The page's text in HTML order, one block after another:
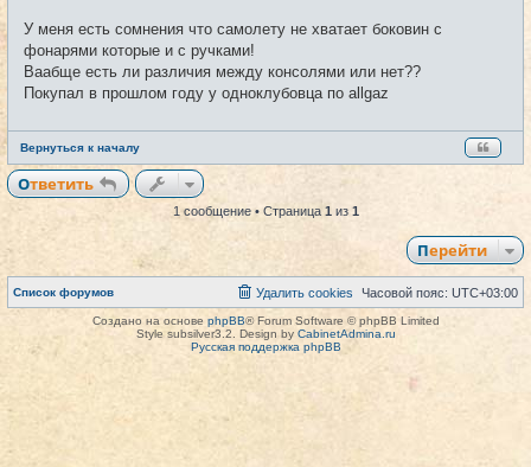
У меня есть сомнения что самолету не хватает боковин с
фонарями которые и с ручками!
Ваабще есть ли различия между консолями или нет??
Покупал в прошлом году у одноклубовца по allgaz
Вернуться к началу
Ответить
1 сообщение • Страница 1 из 1
Перейти
Список форумов Часовой пояс: UTC+03:00
Удалить cookies
Создано на основе phpBB® Forum Software © phpBB Limited
Style subsilver3.2. Design by CabinetAdmina.ru
Русская поддержка phpBB